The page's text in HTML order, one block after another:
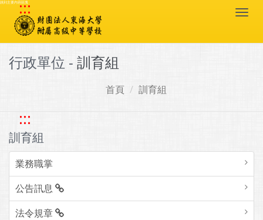
跳到主要內容區塊
:::
行政單位 - 訓育組
首頁 訓育組
:::
訓育組
業務職掌
公告訊息
法令規章